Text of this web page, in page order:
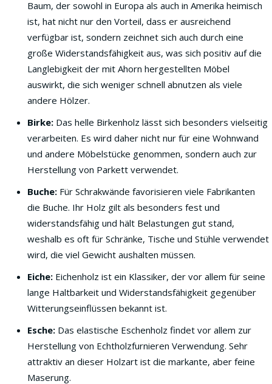
Baum, der sowohl in Europa als auch in Amerika heimisch
ist, hat nicht nur den Vorteil, dass er ausreichend
verfügbar ist, sondern zeichnet sich auch durch eine
große Widerstandsfähigkeit aus, was sich positiv auf die
Langlebigkeit der mit Ahorn hergestellten Möbel
auswirkt, die sich weniger schnell abnutzen als viele
andere Hölzer.
Birke: Das helle Birkenholz lässt sich besonders vielseitig
verarbeiten. Es wird daher nicht nur für eine Wohnwand
und andere Möbelstücke genommen, sondern auch zur
Herstellung von Parkett verwendet.
Buche: Für Schrakwände favorisieren viele Fabrikanten
die Buche. Ihr Holz gilt als besonders fest und
widerstandsfähig und hält Belastungen gut stand,
weshalb es oft für Schränke, Tische und Stühle verwendet
wird, die viel Gewicht aushalten müssen.
Eiche: Eichenholz ist ein Klassiker, der vor allem für seine
lange Haltbarkeit und Widerstandsfähigkeit gegenüber
Witterungseinflüssen bekannt ist.
Esche: Das elastische Eschenholz findet vor allem zur
Herstellung von Echtholzfurnieren Verwendung. Sehr
attraktiv an dieser Holzart ist die markante, aber feine
Maserung.